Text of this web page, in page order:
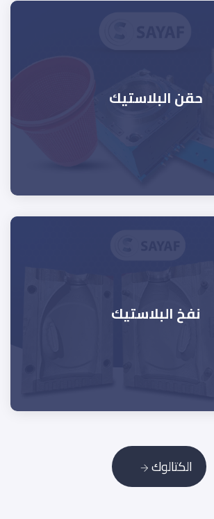
حقن البلاستيك
نفخ البلاستيك
الكتالوك